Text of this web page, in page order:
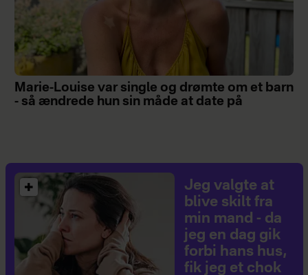
Marie-Louise var single og drømte om et barn
- så ændrede hun sin måde at date på
Jeg valgte at
blive skilt fra
min mand - da
jeg en dag gik
forbi hans hus,
fik jeg et chok